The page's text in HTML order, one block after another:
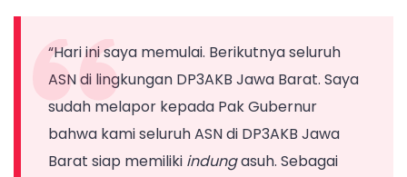
yang
“Hari ini saya memulai. Berikutnya seluruh
ASN di lingkungan DP3AKB Jawa Barat. Saya
sudah melapor kepada Pak Gubernur
bahwa kami seluruh ASN di DP3AKB Jawa
Barat siap memiliki indungasuh. Sebagai